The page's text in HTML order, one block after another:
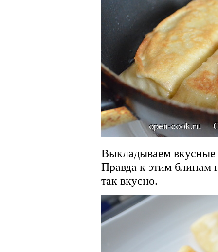
Выкладываем вкусные
Правда к этим блинам
так вкусно.